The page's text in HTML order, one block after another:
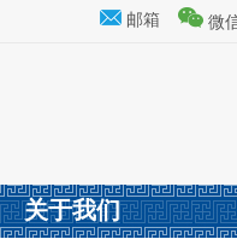
邮箱 微
关于我们